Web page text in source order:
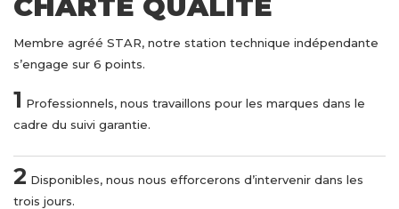
Membre agréé STAR, notre station technique indépendante
s’engage sur 6 points.
1 Professionnels, nous travaillons pour les marques dans le
cadre du suivi garantie.
2 Disponibles, nous nous efforcerons d’intervenir dans les
trois jours.